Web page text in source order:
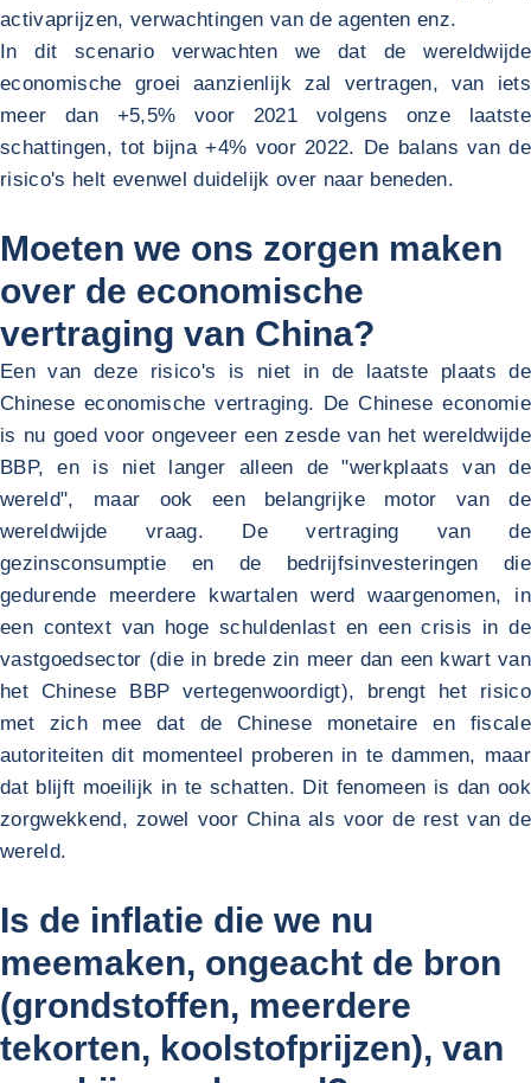
activaprijzen, verwachtingen van de agenten enz.
In dit scenario verwachten we dat de wereldwijde
economische groei aanzienlijk zal vertragen, van iets
meer dan +5,5% voor 2021 volgens onze laatste
schattingen, tot bijna +4% voor 2022. De balans van de
risico's helt evenwel duidelijk over naar beneden.
Moeten we ons zorgen maken
over de economische
vertraging van China?
Een van deze risico's is niet in de laatste plaats de
Chinese economische vertraging. De Chinese economie
is nu goed voor ongeveer een zesde van het wereldwijde
BBP, en is niet langer alleen de "werkplaats van de
wereld", maar ook een belangrijke motor van de
wereldwijde vraag. De vertraging van de
gezinsconsumptie en de bedrijfsinvesteringen die
gedurende meerdere kwartalen werd waargenomen, in
een context van hoge schuldenlast en een crisis in de
vastgoedsector (die in brede zin meer dan een kwart van
het Chinese BBP vertegenwoordigt), brengt het risico
met zich mee dat de Chinese monetaire en fiscale
autoriteiten dit momenteel proberen in te dammen, maar
dat blijft moeilijk in te schatten. Dit fenomeen is dan ook
zorgwekkend, zowel voor China als voor de rest van de
wereld.
Is de inflatie die we nu
meemaken, ongeacht de bron
(grondstoffen, meerdere
tekorten, koolstofprijzen), van